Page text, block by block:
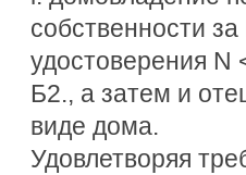
собственности
удостоверения N
Б2., а затем и
виде дома.
Удовлетворяя